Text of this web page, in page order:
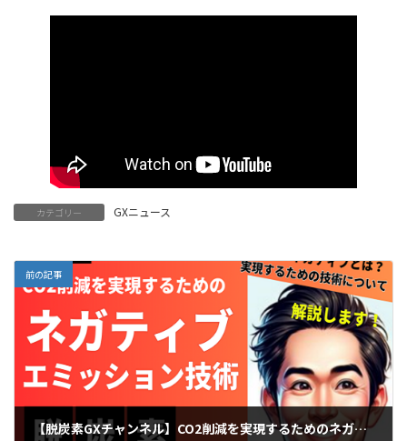
カテゴリー GXニュース
前の記事
【脱炭素GXチャンネル】CO2削減を実現するためのネガティブエミッション技術の概要を解説